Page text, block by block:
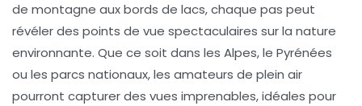
de montagne aux bords de lacs, chaque pas peut
révéler des points de vue spectaculaires sur la nature
environnante. Que ce soit dans les Alpes, le Pyrénées
ou les parcs nationaux, les amateurs de plein air
pourront capturer des vues imprenables, idéales pour